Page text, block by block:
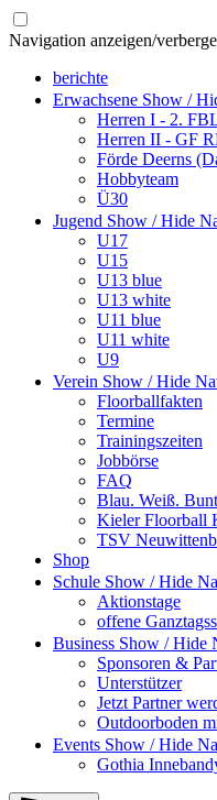
Navigation anzeigen/
berichte
Erwachsene Show /
Herren I - 2.
Herren II - GF
Förde Deerns
Hobbyteam
Ü30
Jugend Show / Hide
U17
U15
U13 blue
U13 white
U11 blue
U11 white
U9
Verein Show / Hide
Floorballfakten
Termine
Trainingszeiten
Jobbörse
FAQ
Blau. Weiß.
Kieler Floorball
TSV
Shop
Schule Show / Hide
Aktionstage
offene
Business Show / Hide
Sponsoren &
Unterstützer
Jetzt Partner
Outdoorboden
Events Show / Hide
Gothia